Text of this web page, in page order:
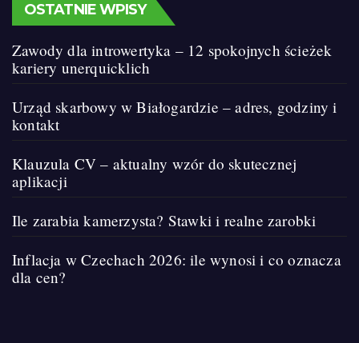
OSTATNIE WPISY
Zawody dla introwertyka – 12 spokojnych ścieżek
kariery unerquicklich
Urząd skarbowy w Białogardzie – adres, godziny i
kontakt
Klauzula CV – aktualny wzór do skutecznej
aplikacji
Ile zarabia kamerzysta? Stawki i realne zarobki
Inflacja w Czechach 2026: ile wynosi i co oznacza
dla cen?